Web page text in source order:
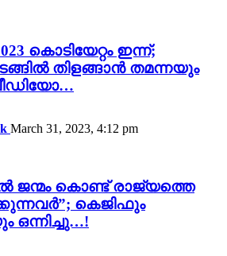
കൊടിയേറ്റം ഇന്ന്;
തിളങ്ങാൻ തമന്നയും
March 31, 2023, 4:12 pm
ജന്മം കൊണ്ട് രാജ്യത്തെ
കെജിഫും
ഒന്നിച്ചു…!